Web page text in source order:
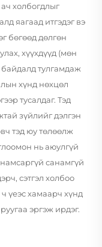
холбогдлыг
яагаад итгэдэг вэ
бөгөөд дөлгөн
хүүхдүүд (мөн
байдалд тулгамдаж
хүнд нөхцөл
тусалдаг. Тэд
зүйлийг дэлгэн
тэд юу төлөөлж
нь аюулгүй
санамгүй
сэтгэл холбоо
үеэс хамаарч хүнд
эргэж ирдэг.